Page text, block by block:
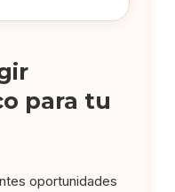
para tu
oportunidades